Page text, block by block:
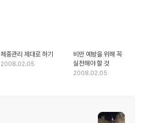
체중관리 제대로 하기
2008.02.05
비만 예방을 위해 꼭
실천해야 할 것
2008.02.05